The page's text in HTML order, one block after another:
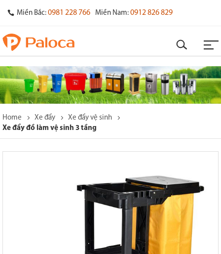
Miền Bắc: 0981 228 766 Miền Nam: 0912 826 829
Home Xe đẩy
Xe đẩy vệ sinh
Xe đẩy đồ làm vệ sinh 3 tầng